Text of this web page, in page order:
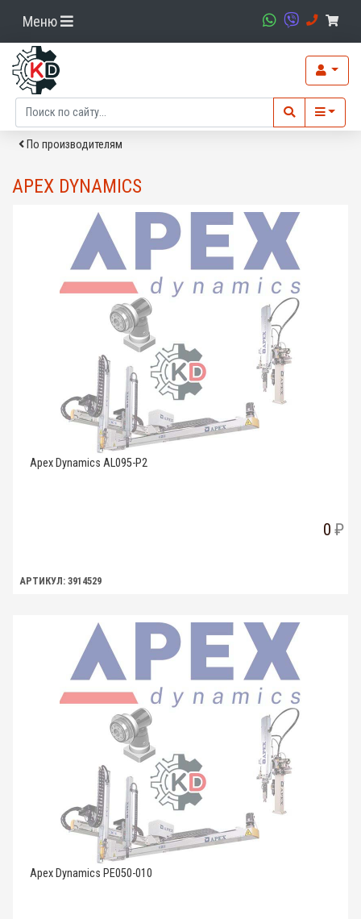
Меню
По производителям
APEX DYNAMICS
Apex Dynamics AL095-P2
0
АРТИКУЛ: 3914529
Apex Dynamics PE050-010